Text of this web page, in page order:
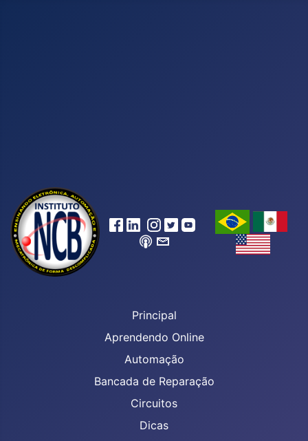
Principal
Aprendendo Online
Automação
Bancada de Reparação
Circuitos
Dicas